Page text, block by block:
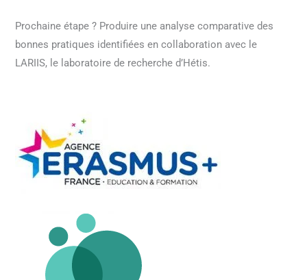
Prochaine étape ? Produire une analyse comparative des
bonnes pratiques identifiées en collaboration avec le
LARIIS, le laboratoire de recherche d’Hétis.